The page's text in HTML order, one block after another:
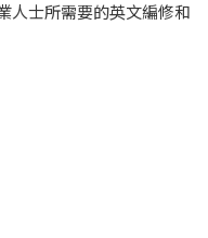
人士所需要的英文編修和